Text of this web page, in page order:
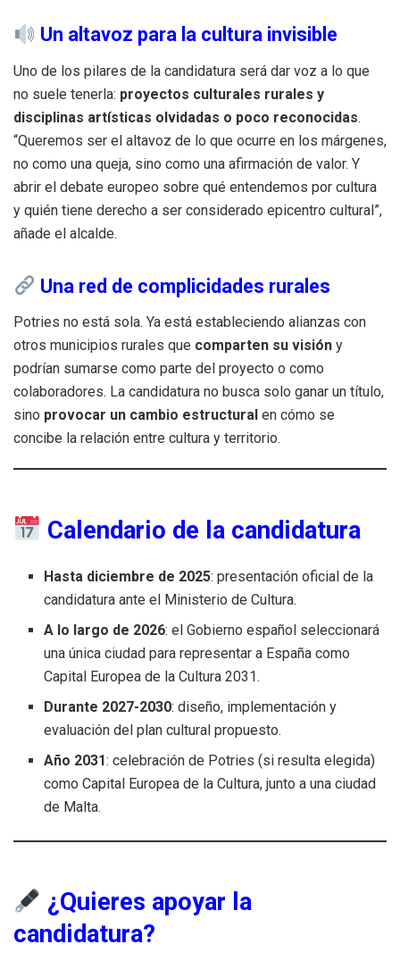
Un altavoz para la cultura invisible
Uno de los pilares de la candidatura será dar voz a lo que
no suele tenerla: proyectos culturales rurales y
disciplinas artísticas olvidadas o poco reconocidas.
“Queremos ser el altavoz de lo que ocurre en los márgenes,
no como una queja, sino como una afirmación de valor. Y
abrir el debate europeo sobre qué entendemos por cultura
y quién tiene derecho a ser considerado epicentro cultural”,
añade el alcalde.
Una red de complicidades rurales
Potries no está sola. Ya está estableciendo alianzas con
otros municipios rurales que comparten su visión y
podrían sumarse como parte del proyecto o como
colaboradores. La candidatura no busca solo ganar un título,
sino provocar un cambio estructural en cómo se
concibe la relación entre cultura y territorio.
Calendario de la candidatura
Hasta diciembre de 2025: presentación oficial de la
candidatura ante el Ministerio de Cultura.
A lo largo de 2026: el Gobierno español seleccionará
una única ciudad para representar a España como
Capital Europea de la Cultura 2031.
Durante 2027-2030: diseño, implementación y
evaluación del plan cultural propuesto.
Año 2031: celebración de Potries (si resulta elegida)
como Capital Europea de la Cultura, junto a una ciudad
de Malta.
¿Quieres apoyar la
candidatura?